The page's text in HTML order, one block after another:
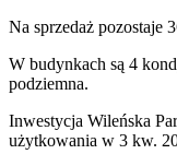
Na sprzedaż pozostaje
W budynkach są 4
podziemna.
Inwestycja Wileńska
użytkowania w 3 kw.